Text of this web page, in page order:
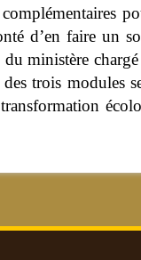
d’en faire un
ministère
trois modules